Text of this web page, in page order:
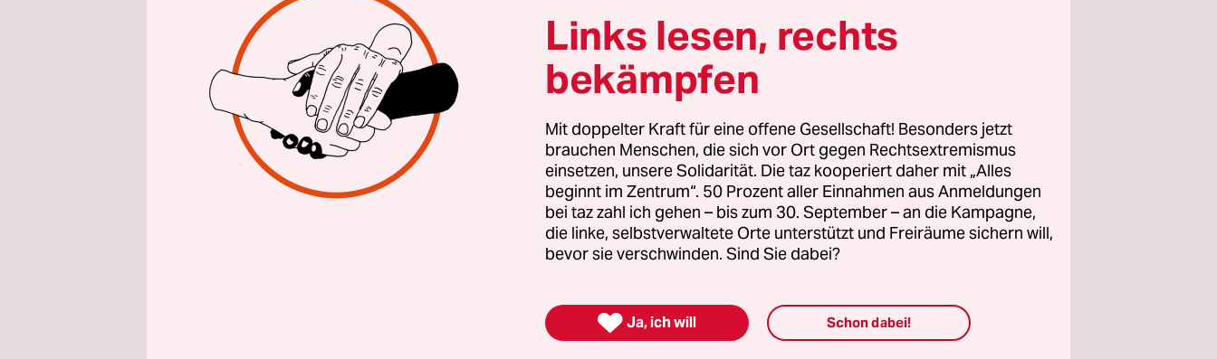
privat geführt, an der Spitze steht eine Äbtissin.
Religiöse wie weltliche Leh­re­r*in­nen bringen hier ihren Schü­le­r*in­nen
von der ersten bis zur elften Klasse bei, „hohe moralische Qualitäten in
sich zu finden und sich sündiger Wünsche zu enthalten, wie es die
Heilige Orthodoxe Kirche lehrt“, so steht es in den „Regeln des
Gymnasiasten“. Auch Wladislaw S. kannte die Verhaltensregeln,
kannte die biblischen Gesetze, den Tagesablauf, das stetige Gebot,
„höflich zu anderen“ zu sein.
Schü­le­r*in­nen und Leh­re­r*in­nen zum Gebet in der Eingangshalle
versammelt hatten, stand der 18-Jährige vor dem verschlossenen Tor
Links lesen, rechts
bekämpfen
Mit doppelter Kraft für eine offene Gesellschaft! Besonders jetzt
brauchen Menschen, die sich vor Ort gegen Rechtsextremismus
einsetzen, unsere Solidarität. Die taz kooperiert daher mit „Alles
beginnt im Zentrum“. 50 Prozent aller Einnahmen aus Anmeldungen
bei taz zahl ich gehen – bis zum 30. September – an die Kampagne,
die linke, selbstverwaltete Orte unterstützt und Freiräume sichern will,
bevor sie verschwinden. Sind Sie dabei?
 Ja, ich will Schon dabei!